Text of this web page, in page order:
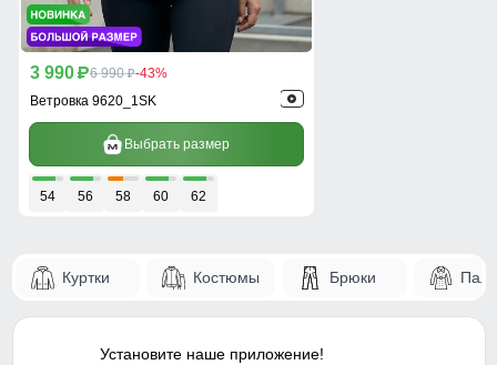
3 990 p6 990 p-43%
Ветровка 9620_1SK
Выбрать размер
54 56 58 60 62
Куртки Костюмы Брюки
Установите наше приложение!